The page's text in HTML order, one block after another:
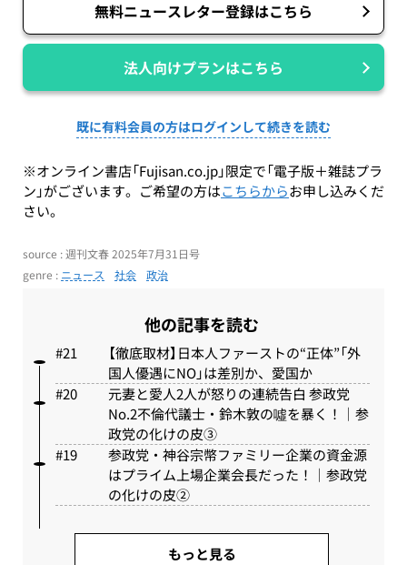
無料ニュースレター登録はこちら
法人向けプランはこちら
既に有料会員の方はログインして続きを読む
※オンライン書店「Fujisan.co.jp」限定で「電子版＋雑誌プラ
ン」がございます。ご希望の方はこちらからお申し込みくだ
さい。
source : 週刊文春 2025年7月31日号
genre : ニュース 社会 政治
他の記事を読む
【徹底取材】日本人ファーストの“正体”「外
国人優遇にNO」は差別か、愛国か
元妻と愛人2人が怒りの連続告白 参政党
No.2不倫代議士・鈴木敦の噓を暴く！｜参
政党の化けの皮③
参政党・神谷宗幣ファミリー企業の資金源
はプライム上場企業会長だった！｜参政党
の化けの皮②
もっと見る